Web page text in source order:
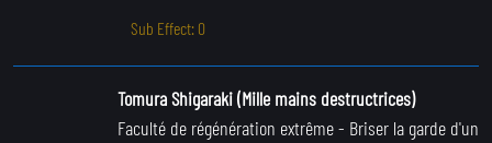
Sub Effect: 0
Tomura Shigaraki (Mille mains destructrices)
Faculté de régénération extrême- Briser la garde d'un